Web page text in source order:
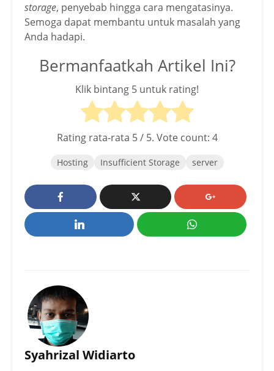
storage, penyebab hingga cara mengatasinya.
Semoga dapat membantu untuk masalah yang
Anda hadapi.
Bermanfaatkah Artikel Ini?
Klik bintang 5 untuk rating!
Rating rata-rata 5/ 5. Vote count: 4
Hosting Insufficient Storage server
Syahrizal Widiarto